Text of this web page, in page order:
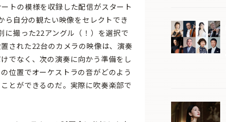
トの模様を収録した配信がスタート
ら自分の観たい映像をセレクトでき
に撮った22アングル（！）を選択で
された22台のカメラの映像は、演奏
でなく、次の演奏に向かう準備をし
位置でオーケストラの音がどのよう
とができるのだ。実際に吹奏楽部で